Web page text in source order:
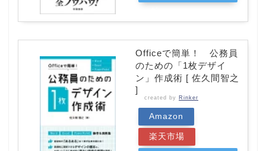
Officeで簡単！ 公務員
のための「1枚デザイ
ン」作成術 [ 佐久間智之
]
created by Rinker
Amazon
楽天市場